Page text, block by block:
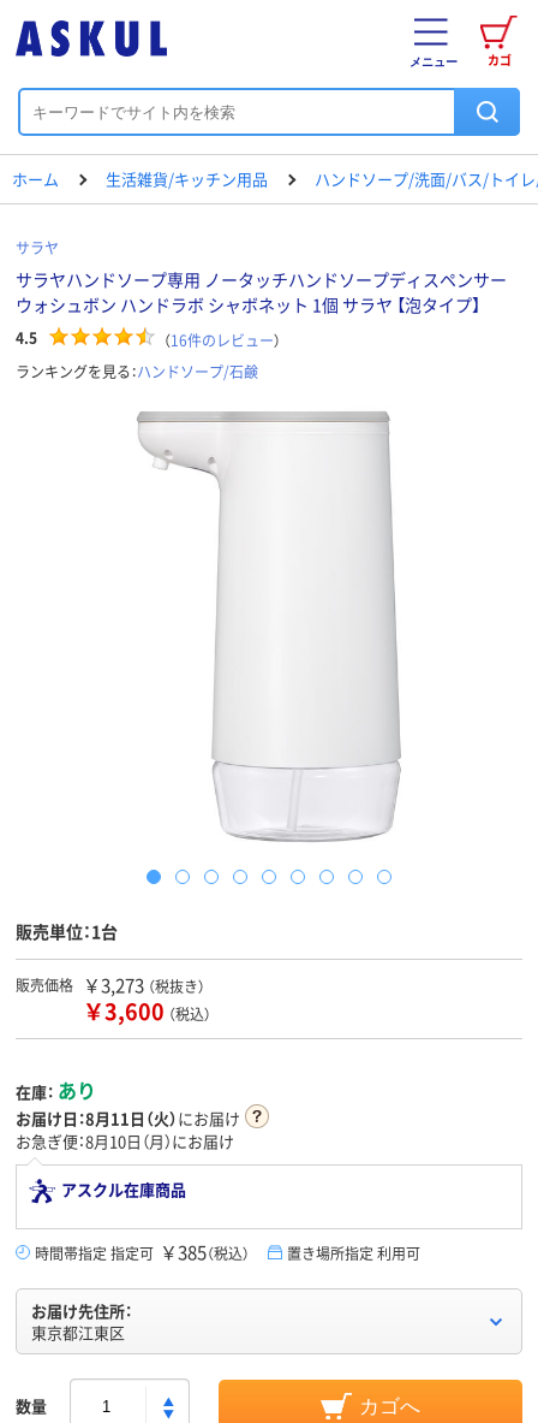
カゴ
メニュー
ホーム 生活雑貨/キッチン用品 ハンドソープ/洗面/バス/トイ
サラヤ
サラヤハンドソープ専用 ノータッチハンドソープディスペンサー
ウォシュボン ハンドラボ シャボネット 1個 サラヤ 【泡タイプ】
4.5 （16件のレビュー）
ランキングを見る：ハンドソープ/石鹸
販売単位：1台
販売価格 ￥3,273 （税抜き）
￥3,600 （税込）
在庫： あり
お届け日：8月11日（火）にお届け
お急ぎ便：8月10日（月）にお届け
アスクル在庫商品
時間帯指定 指定可 ￥385（税込） 置き場所指定 利用可
お届け先住所：
東京都江東区
数量 カゴへ